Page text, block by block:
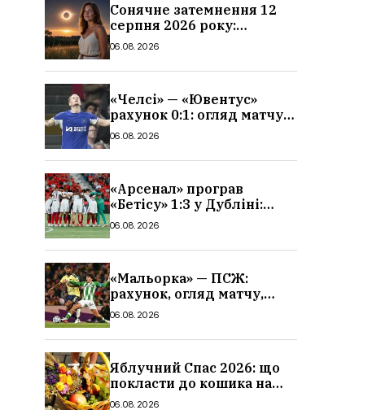
Сонячне затемнення 12
серпня 2026 року:
гороскоп, кому із знаків
06.08.2026
«Челсі» — «Ювентус»
рахунок 0:1: огляд матчу
та вихід Мудрика
06.08.2026
«Арсенал» програв
«Бетісу» 1:3 у Дубліні:
огляд матчу та всі голи
06.08.2026
«Мальорка» — ПСЖ:
рахунок, огляд матчу,
голи та склад парижан
06.08.2026
Яблучний Спас 2026: що
покласти до кошика на
освячення, які фрукти,
06.08.2026